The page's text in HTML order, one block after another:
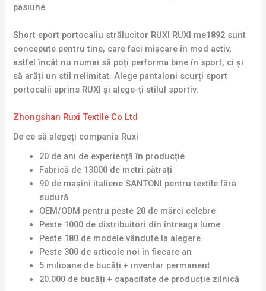
pasiune.
Short sport portocaliu strălucitor RUXI RUXI me1892 sunt
concepute pentru tine, care faci mișcare în mod activ,
astfel încât nu numai să poți performa bine în sport, ci și
să arăți un stil nelimitat. Alege pantaloni scurți sport
portocalii aprins RUXI și alege-ți stilul sportiv.
Zhongshan Ruxi Textile Co Ltd
De ce să alegeți compania Ruxi
20 de ani de experiență în producție
Fabrică de 13000 de metri pătrați
90 de mașini italiene SANTONI pentru textile fără
sudură
OEM/ODM pentru peste 20 de mărci celebre
Peste 1000 de distribuitori din întreaga lume
Peste 180 de modele vândute la alegere
Peste 300 de articole noi în fiecare an
5 milioane de bucăți + inventar permanent
20.000 de bucăți + capacitate de producție zilnică